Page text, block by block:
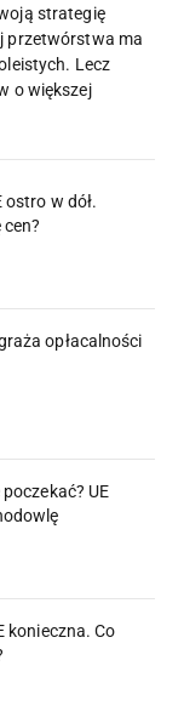
strategię
przetwórstwa ma
Lecz
o większej
ostro w dół.
opłacalności
UE
konieczna. Co